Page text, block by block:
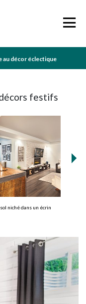
au décor éclectique
festifs
niché dans un écrin